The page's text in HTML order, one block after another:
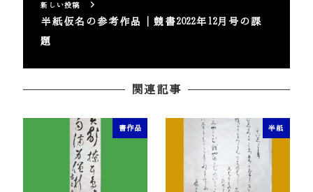
新しい投稿
半紙仮名の参考作品｜競書2022年12月号の課
題
関連記事
書作品 半紙